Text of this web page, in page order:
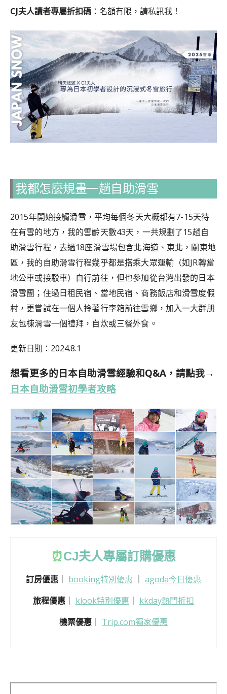
CJ夫人讀者專屬折扣碼 ：名額有限，請私訊我！
我都怎麼規畫一趟自助滑雪
2015年開始接觸滑雪，平均每個冬天大概都有7-15天待
在有雪的地方，我的雪齡天數43天，一共規劃了15趟自
助滑雪行程，去過18座滑雪場包含北海道、東北，關東地
區，我的自助滑雪行程幾乎都是搭乘大眾運輸（如JR轉當
地公車或接駁車）自行前往，但也參加從台灣出發的日本
滑雪團；住過日租民宿、當地民宿、商務飯店和滑雪度假
村，更嘗試在一個人拎著行李箱前往雪鄉，加入一大群朋
友包棟滑雪一個禮拜，自炊或三餐外食。
更新日期：2024.8.1
想看更多的日本自助滑雪經驗和Q&A，請點我→
日本自助滑雪初學者攻略
⏰CJ夫人專屬訂購優惠
訂房優惠 booking特別優惠
agoda今日優惠
旅程優惠
klook特別優惠
kkday熱門折扣
機票優惠
Trip.com獨家優惠